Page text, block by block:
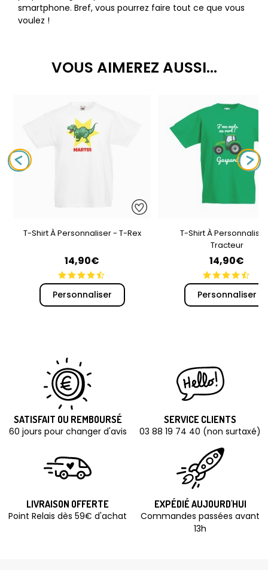
smartphone. Bref, vous pourrez faire tout ce que vous
voulez !
VOUS AIMEREZ AUSSI...
T-Shirt À Personnaliser - T-Rex
14,90€
Personnaliser
T-Shirt À
Tracteur
14,90€
Personnaliser
SATISFAIT OU REMBOURSÉ
60 jours pour changer d'avis
SERVICE CLIENTS
03 88 19 74 40 (non surtaxé)
LIVRAISON OFFERTE
Point Relais dès 59€ d'achat
EXPÉDIÉ AUJOURD'HUI
Commandes passées avant
13h